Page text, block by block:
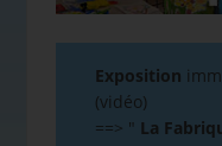
Exposition
(vidéo)
==> " La